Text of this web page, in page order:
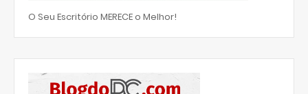
O Seu Escritório MERECE o Melhor!